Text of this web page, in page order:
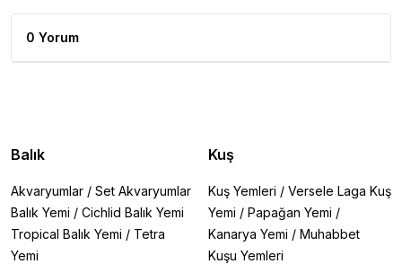
0 Yorum
Balık
Akvaryumlar / Set Akvaryumlar
Balık Yemi / Cichlid Balık Yemi
Tropical Balık Yemi / Tetra
Yemi
Kuş
Kuş Yemleri / Versele Laga Kuş
Yemi / Papağan Yemi /
Kanarya Yemi / Muhabbet
Kuşu Yemleri